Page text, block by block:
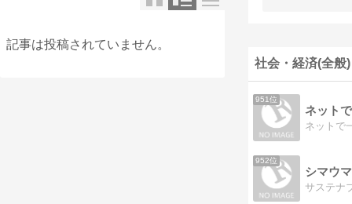
記事は投稿されていません。
社会・経済(全般
951位
ネット
ネットで
952位
シマウ
サステナ